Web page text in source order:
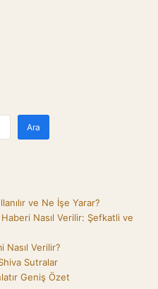
Ara
ve Ne İşe Yarar?
Haberi Nasıl Verilir: Şefkatli ve
Nasıl Verilir?
Sutralar
Geniş Özet